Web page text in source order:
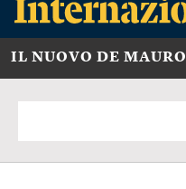
IL NUOVO DE MAURO